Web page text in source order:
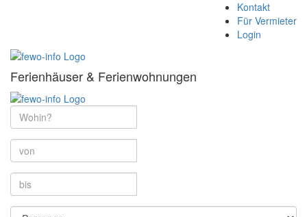
Kontakt
Für Vermieter
Login
Ferienhäuser & Ferienwohnungen